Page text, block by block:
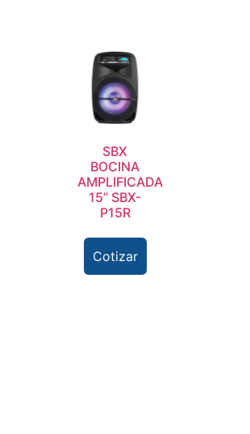
SBX
BOCINA
AMPLIFICADA
15” SBX-
P15R
Cotizar